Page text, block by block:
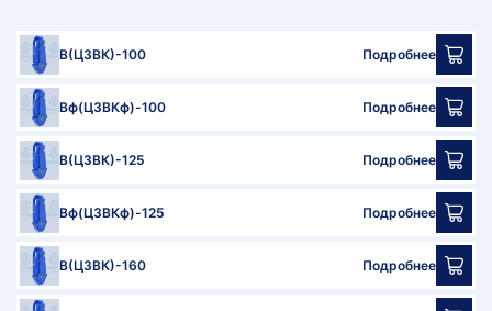
В(Ц3ВК)-100 Подробнее
Вф(Ц3ВКф)-100 Подробнее
В(Ц3ВК)-125 Подробнее
Вф(Ц3ВКф)-125 Подробнее
В(Ц3ВК)-160 Подробнее